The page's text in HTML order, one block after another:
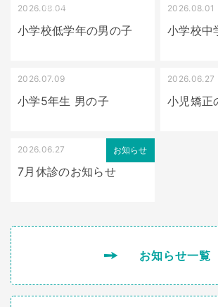
受け口（しゃくれている）
2026.08.04
小学校低学年の男の子
2026.08.01
小学校中
2026.07.09
小学5年生 男の子
2026.06.27
小児矯正
お知らせ
2026.06.27
7月休診のお知らせ
お知らせ一覧